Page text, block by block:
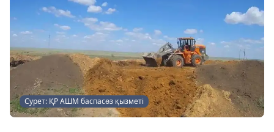
Сурет: ҚР АШМ баспасөз қызметі